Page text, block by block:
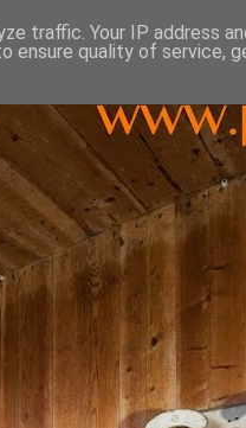
traffic. Your IP address
ensure quality of service,